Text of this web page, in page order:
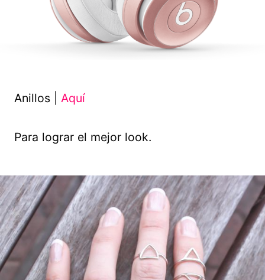
Anillos | Aquí
Para lograr el mejor look.